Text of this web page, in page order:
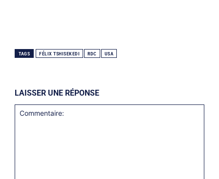
TAGS FÉLIX TSHISEKEDI RDC USA
LAISSER UNE RÉPONSE